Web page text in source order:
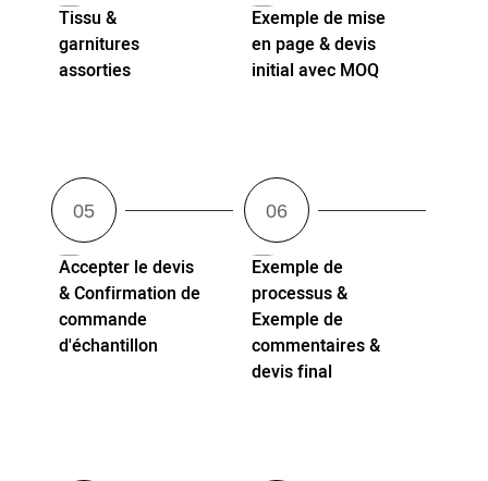
Tissu &
garnitures
assorties
Exemple de mise
en page & devis
initial avec MOQ
Accepter le devis
& Confirmation de
commande
d'échantillon
Exemple de
processus &
Exemple de
commentaires &
devis final